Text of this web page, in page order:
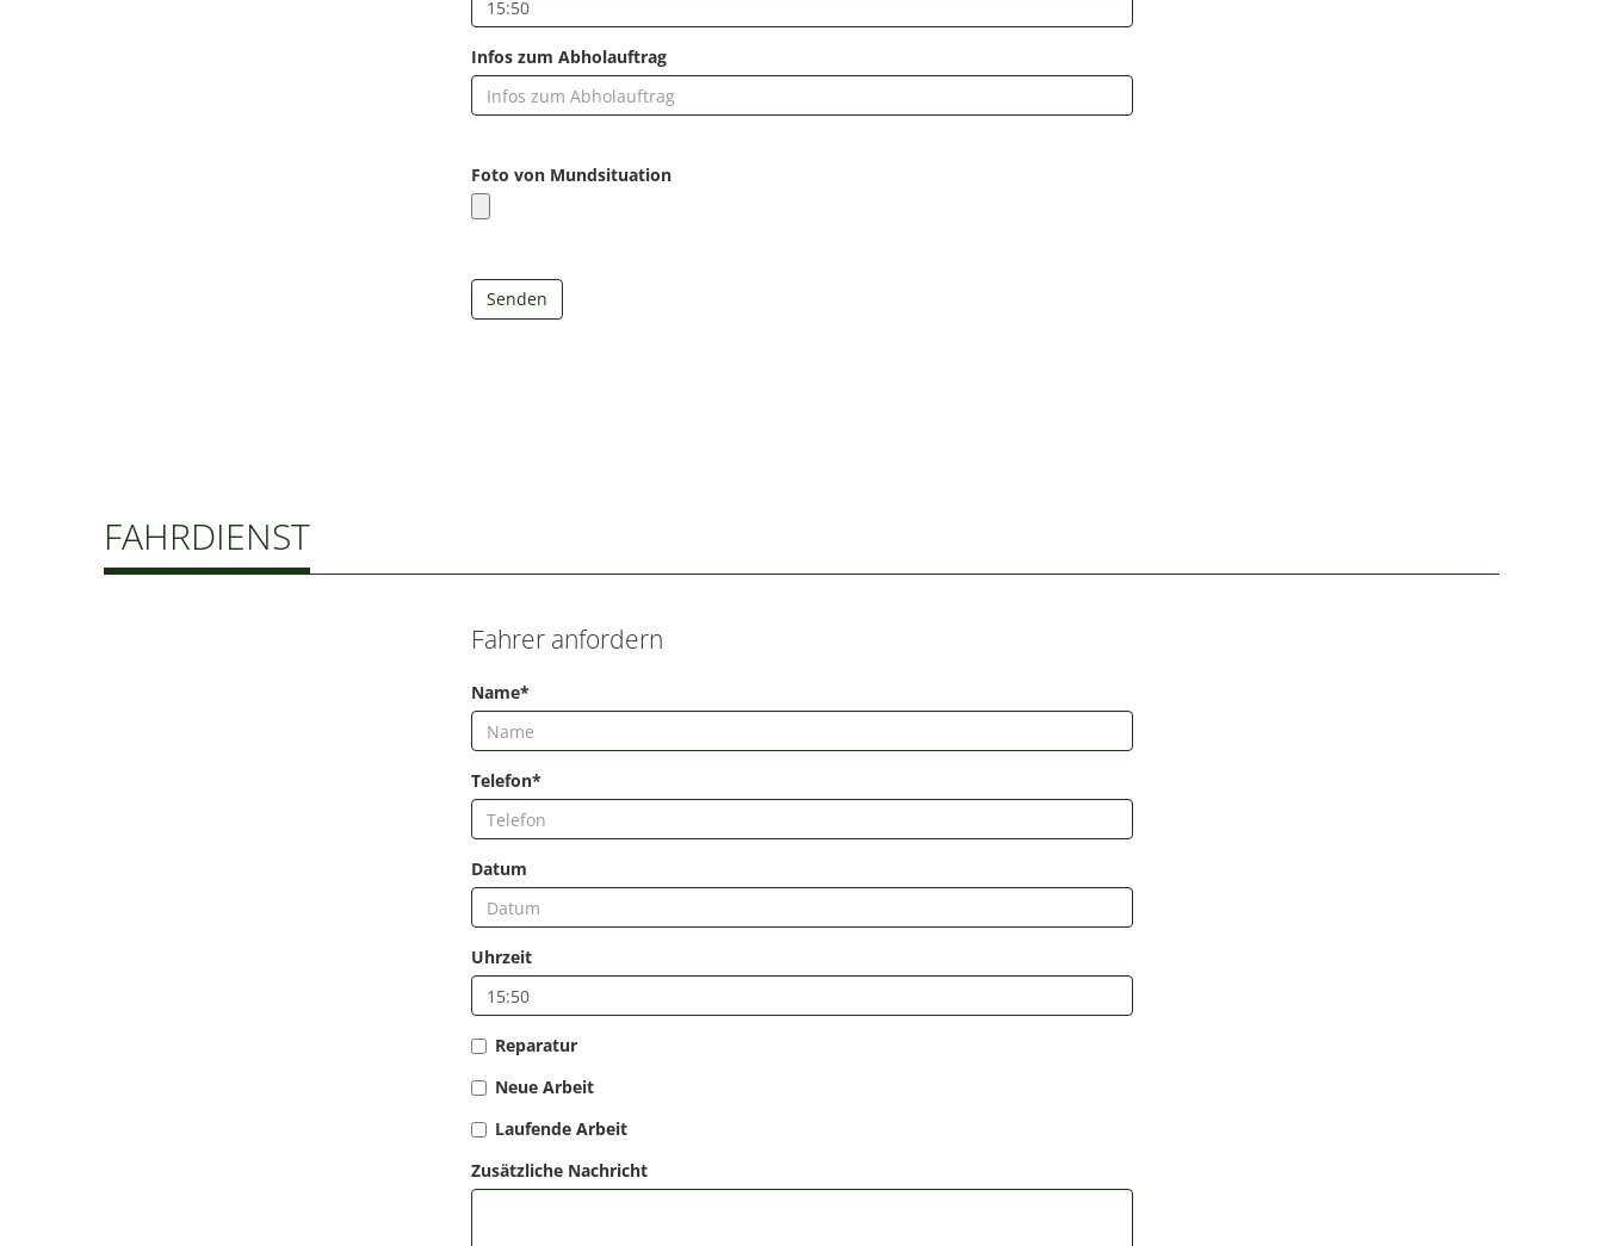
Infos zum Abholauftrag
Foto von Mundsituation
Senden
FAHRDIENST
Fahrer anfordern
Name*
Telefon*
Datum
Uhrzeit
Reparatur
Neue Arbeit
Laufende Arbeit
Zusätzliche Nachricht